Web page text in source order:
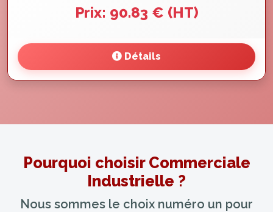
Prix: 90.83 € (HT)
Détails
Pourquoi choisir Commerciale
Industrielle ?
Nous sommes le choix numéro un pour